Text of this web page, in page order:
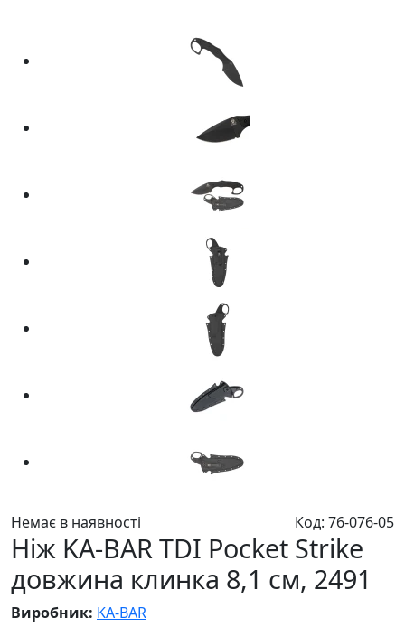
Немає в наявності Код: 76-076-05
Ніж KA-BAR TDI Pocket Strike
довжина клинка 8,1 см, 2491
Виробник: KA-BAR